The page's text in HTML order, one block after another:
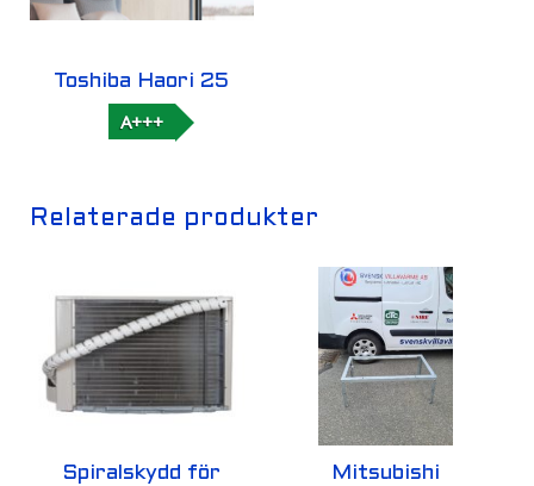
Toshiba Haori 25
A+++
Relaterade produkter
Spiralskydd för
Mitsubishi